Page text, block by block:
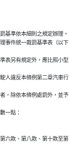
基準依本細則之規定辦理。
事件統一裁罰基準表（以下
表另有規定外，應比照小型
人違反本條例第二章汽車行
，除依本條例處罰外，並予
一點：
六款、第八款、第十款至第